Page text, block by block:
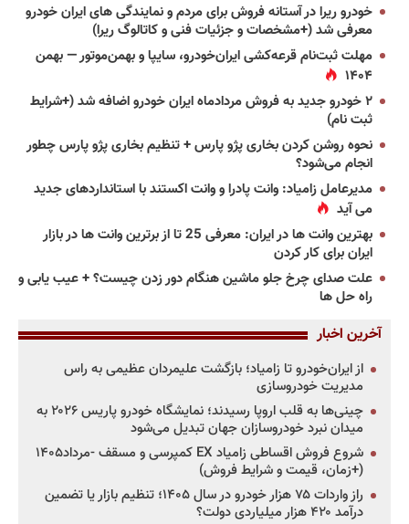
خودرو ریرا در آستانه فروش برای مردم و نمایندگی های ایران خودرو
معرفی شد (+مشخصات و جزئیات فنی و کاتالوگ ریرا)
مهلت ثبت‌نام قرعه‌کشی ایران‌خودرو، سایپا و بهمن‌موتور — بهمن
۱۴۰۴
۲ خودرو جدید به فروش مردادماه ایران خودرو اضافه شد (+شرایط
ثبت نام)
نحوه روشن کردن بخاری پژو پارس + تنظیم بخاری پژو پارس چطور
انجام می‌شود؟
مدیرعامل زامیاد: وانت پادرا و وانت اکستند با استانداردهای جدید
می آید
بهترین وانت ها در ایران: معرفی 25 تا از برترین وانت ها در بازار
ایران برای کار کردن
علت صدای چرخ جلو ماشین هنگام دور زدن چیست؟ + عیب یابی و
راه حل ها
آخرین اخبار
از ایران‌خودرو تا زامیاد؛ بازگشت علیمردان عظیمی به راس
مدیریت خودروسازی
چینی‌ها به قلب اروپا رسیدند؛ نمایشگاه خودرو پاریس ۲۰۲۶ به
میدان نبرد خودروسازان جهان تبدیل می‌شود
شروع فروش اقساطی زامیاد EX کمپرسی و مسقف -مرداد۱۴۰۵
(+زمان، قیمت و شرایط فروش)
راز واردات ۷۵ هزار خودرو در سال ۱۴۰۵؛ تنظیم بازار یا تضمین
درآمد ۴۲۰ هزار میلیاردی دولت؟